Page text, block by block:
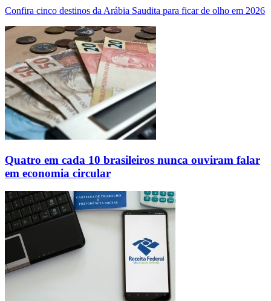
Confira cinco destinos da Arábia Saudita para ficar de olho em 2026
Quatro em cada 10 brasileiros nunca ouviram falar
em economia circular